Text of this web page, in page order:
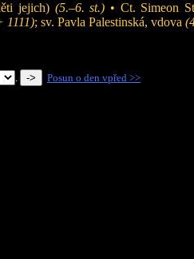
jejich) (5.–6. st.) • Ct. Simeon
1111); sv. Pavla Palestinská, vdova
. Posun o den vpřed >>